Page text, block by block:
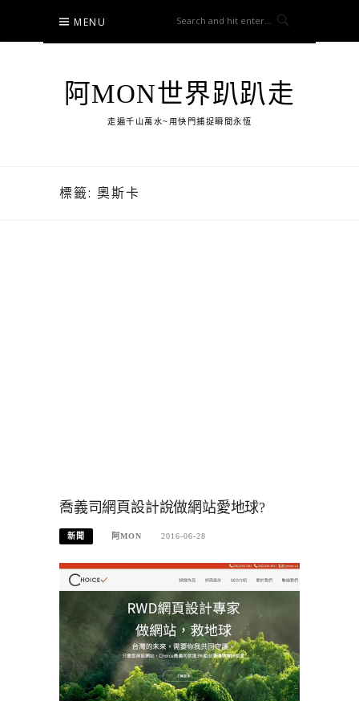
content
MENU
阿MON世界趴趴走
走遍千山萬水~用快門捕捉瞬間永恆
標籤: 奧斯卡
喬義司網頁設計說做網站愛地球?
新聞 阿MON 2016-06-28